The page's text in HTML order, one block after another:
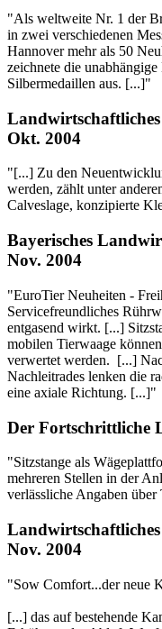
"Als weltweite Nr. 1 der
in zwei verschiedenen
Hannover mehr als 50
zeichnete die
Silbermedaillen aus. [...]"
Okt. 2004
"[...] Zu den
werden, zählt unter
Calveslage, konzipierte
Bayerisches
Nov. 2004
"EuroTier Neuheiten -
Servicefreundliches
entgasend wirkt. [...]
mobilen Tierwaage
verwertet werden. [...]
Nachleitrades lenken die
eine axiale Richtung. [...]"
Der Fortschrittliche
"Sitzstange als
mehreren Stellen in der
verlässliche Angaben
Nov. 2004
"Sow Comfort...der neue
[...] das auf bestehende